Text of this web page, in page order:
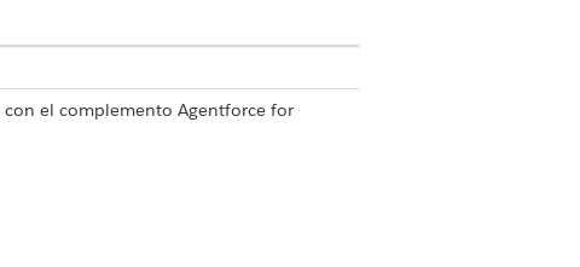
con el complemento Agentforce for